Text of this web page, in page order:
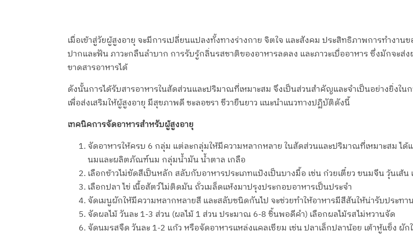
เมื่อเข้าสู่วัยผู้สูงอายุ จะมีการเปลี่ยนแปลงทั้งทางร่างกาย จิตใจ และสังคม ประสิทธิภาพการทำงา
ปากและฟัน ภาวะกลืนลำบาก การรับรู้กลิ่นรสชาติของอาหารลดลง และภาวะเบื่ออาหาร ซึ่งมักจะส่
ขาดสารอาหารได้
ดังนั้นการได้รับสารอาหารในสัดส่วนและปริมาณที่เหมาะสม จึงเป็นส่วนสำคัญและจำเป็นอย่างยิ่งใน
เพื่อส่งเสริมให้ผู้สูงอายุ มีสุขภาพดี ชะลอชรา ชีวายืนยาว แนะนำแนวทางปฏิบัติดังนี้
เทคนิคการจัดอาหารสำหรับผู้สูงอายุ
จัดอาหารให้ครบ 6 กลุ่ม แต่ละกลุ่มให้มีความหลากหลาย ในสัดส่วนและปริมาณที่เหมาะสม ไ
นมและผลิตภัณฑ์นม กลุ่มน้ำมัน น้ำตาล เกลือ
เลือกข้าวไม่ขัดสีเป็นหลัก สลับกับอาหารประเภทแป้งเป็นบางมื้อ เช่น ก๋วยเตี๋ยว ขนมจีน วุ้นเส้น
เลือกปลา ไข่ เนื้อสัตว์ไม่ติดมัน ถั่วเมล็ดแห้งมาปรุงประกอบอาหารเป็นประจำ
จัดเมนูผักให้มีความหลากหลายสี และสลับชนิดกันไป จะช่วยทำให้อาหารมีสีสันให้น่ารับประทา
จัดผลไม้ วันละ 1-3 ส่วน (ผลไม้ 1 ส่วน ประมาณ 6-8 ชิ้นพอดีคำ) เลือกผลไม้รสไม่หวานจัด
จัดนมรสจืด วันละ 1-2 แก้ว หรือจัดอาหารแหล่งแคลเซียม เช่น ปลาเล็กปลาน้อย เต้าหู้แข็ง ผัก